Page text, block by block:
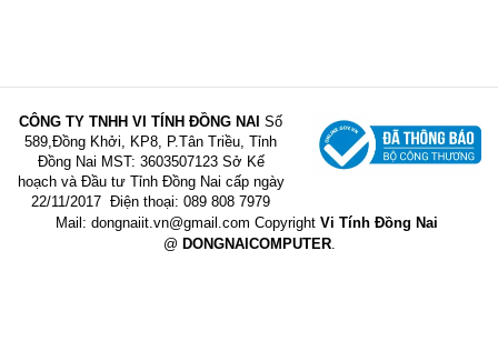
CÔNG TY TNHH VI TÍNH ĐỒNG NAI Số
589,Đồng Khởi, KP8, P.Tân Triều, Tỉnh
Đồng Nai MST: 3603507123 Sở Kế
hoạch và Đầu tư Tỉnh Đồng Nai cấp ngày
22/11/2017 Điện thoại: 089 808 7979
Mail: dongnaiit.vn@gmail.com Copyright Vi Tính Đồng Nai
@ DONGNAICOMPUTER.